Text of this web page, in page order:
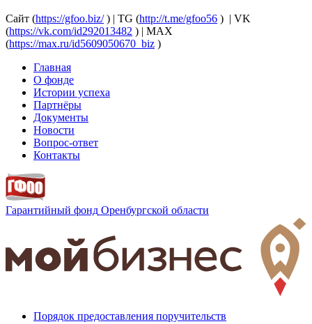
Сайт (https://gfoo.biz/) | TG (http://t.me/gfoo56 ) | VK
(https://vk.com/id292013482 ) | MAX
(https://max.ru/id5609050670_biz )
Главная
О фонде
Истории успеха
Партнёры
Документы
Новости
Вопрос-ответ
Контакты
Гарантийный фонд Оренбургской области
Порядок предоставления поручительств